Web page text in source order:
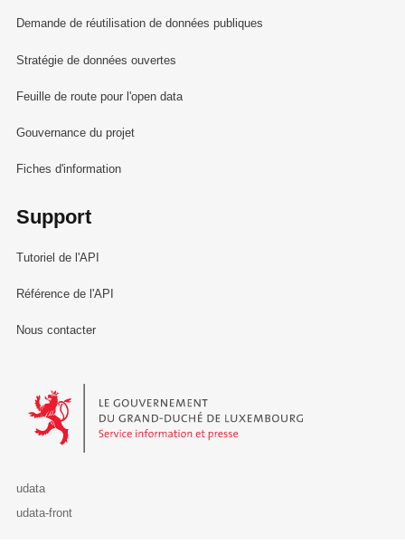
Demande de réutilisation de données publiques
Stratégie de données ouvertes
Feuille de route pour l'open data
Gouvernance du projet
Fiches d'information
Support
Tutoriel de l'API
Référence de l'API
Nous contacter
Le Gouvernement du Grand-Duché de Luxembourg - Service
udata
udata-front